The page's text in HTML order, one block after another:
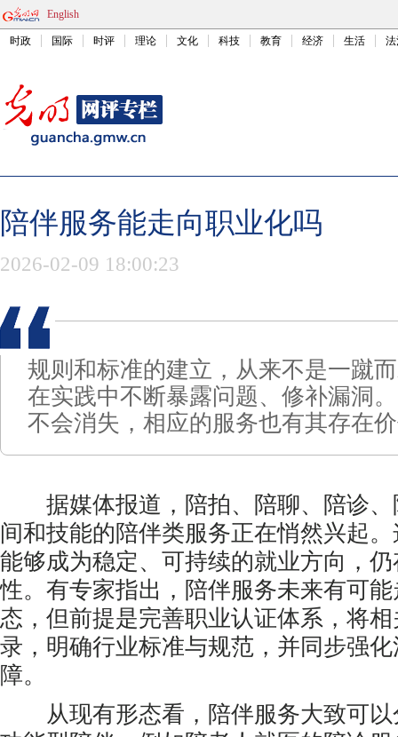
English
时政 国际 时评 理论 文化 科技 教育 经济 生活
陪伴服务能走向职业化吗
2026-02-09 18:00:23
规则和标准的建立，从来不是一蹴
在实践中不断暴露问题、修补漏洞
不会消失，相应的服务也有其存在
据媒体报道，陪拍、陪聊、陪诊
间和技能的陪伴类服务正在悄然兴起
能够成为稳定、可持续的就业方向，
性。有专家指出，陪伴服务未来有可
态，但前提是完善职业认证体系，将
录，明确行业标准与规范，并同步强
障。
从现有形态看，陪伴服务大致可以